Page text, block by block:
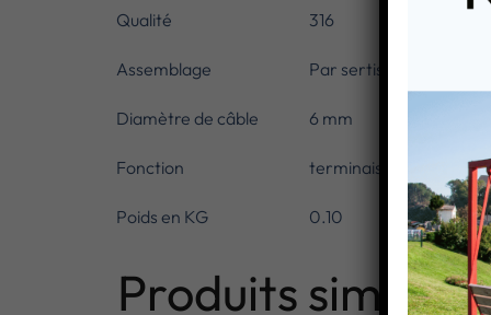
Qualité 316
Assemblage Par sertissage
Diamètre de câble 6 mm
Fonction terminaison de câble
Poids en KG 0.10
Produits